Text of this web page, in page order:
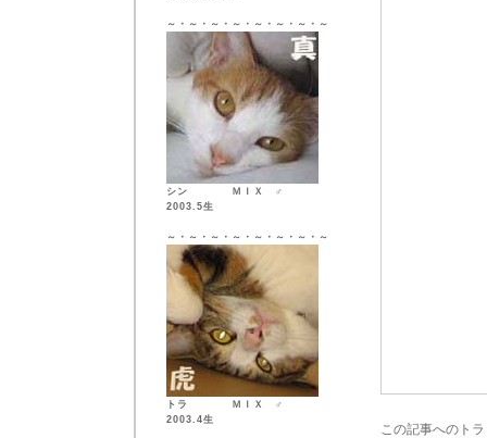
～・～・～・～・～・～・～・～
シン ＭＩＸ ♂
2003.5生
～・～・～・～・～・～・～・～
トラ ＭＩＸ ♂
2003.4生
この記事へのト